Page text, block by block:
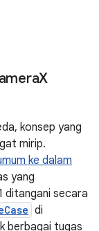
X
konsep yang
mirip.
ke dalam
yang
ditangani secara
di
berbagai tugas